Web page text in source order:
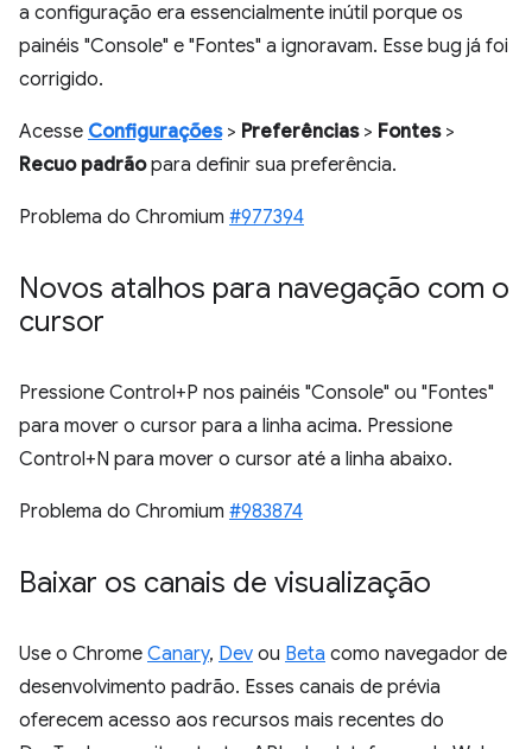
a configuração era essencialmente inútil porque os
painéis "Console" e "Fontes" a ignoravam. Esse bug já foi
corrigido.
Acesse Configurações> Preferências> Fontes>
Recuo padrãopara definir sua preferência.
Problema do Chromium #977394
Novos atalhos para navegação com o
cursor
Pressione Control+P nos painéis "Console" ou "Fontes"
para mover o cursor para a linha acima. Pressione
Control+N para mover o cursor até a linha abaixo.
Problema do Chromium #983874
Baixar os canais de visualização
Use o Chrome Canary, Dev ou Beta como navegador de
desenvolvimento padrão. Esses canais de prévia
oferecem acesso aos recursos mais recentes do